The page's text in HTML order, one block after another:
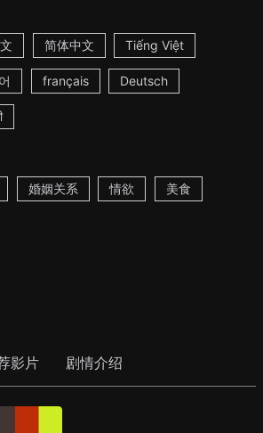
简体中文 Tiếng Việt
français Deutsch
婚姻关系 情欲 美食
影片 剧情介绍